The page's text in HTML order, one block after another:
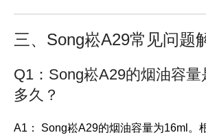
三、Song崧A29常见问题
Q1：Song崧A29的烟油容量
多久？
A1： Song崧A29的烟油容量为16ml。